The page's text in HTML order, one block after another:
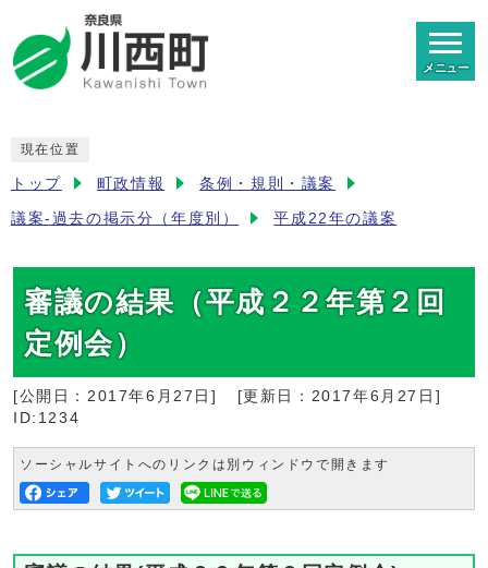
メニュー
現在位置
トップ 町政情報 条例・規則・議案
議案-過去の掲示分（年度別） 平成22年の議案
審議の結果（平成２２年第２回
定例会）
[公開日： 2017年6月27日 ] [更新日： 2017年6月27日 ]
ID:1234
ソーシャルサイトへのリンクは別ウィンドウで開きます